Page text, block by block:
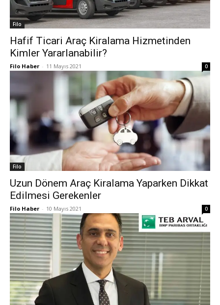
Filo
Hafif Ticari Araç Kiralama Hizmetinden
Kimler Yararlanabilir?
Filo Haber - 11 Mayıs 2021 0
Filo
Uzun Dönem Araç Kiralama Yaparken Dikkat
Edilmesi Gerekenler
Filo Haber - 10 Mayıs 2021 0